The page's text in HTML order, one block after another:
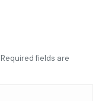
fields are